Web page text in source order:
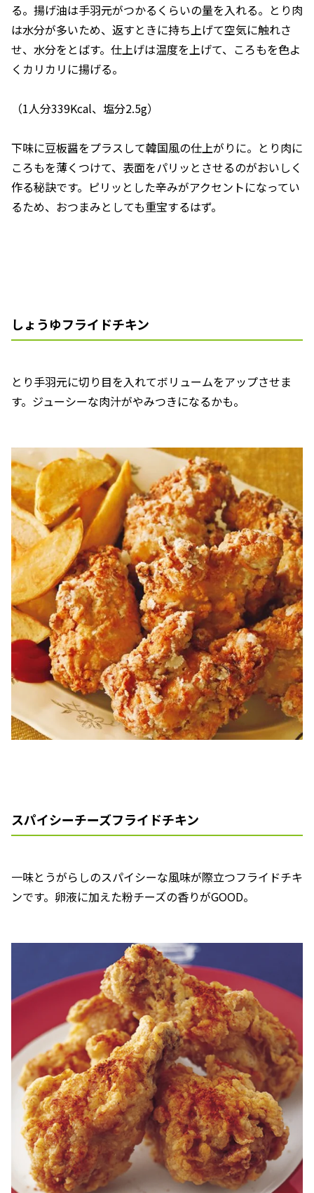
る。揚げ油は手羽元がつかるくらいの量を入れる。とり肉
は水分が多いため、返すときに持ち上げて空気に触れさ
せ、水分をとばす。仕上げは温度を上げて、ころもを色よ
くカリカリに揚げる。
（1人分339Kcal、塩分2.5g）
下味に豆板醤をプラスして韓国風の仕上がりに。とり肉に
ころもを薄くつけて、表面をパリッとさせるのがおいしく
作る秘訣です。ピリッとした辛みがアクセントになってい
るため、おつまみとしても重宝するはず。
しょうゆフライドチキン
とり手羽元に切り目を入れてボリュームをアップさせま
す。ジューシーな肉汁がやみつきになるかも。
スパイシーチーズフライドチキン
一味とうがらしのスパイシーな風味が際立つフライドチキ
ンです。卵液に加えた粉チーズの香りがGOOD。